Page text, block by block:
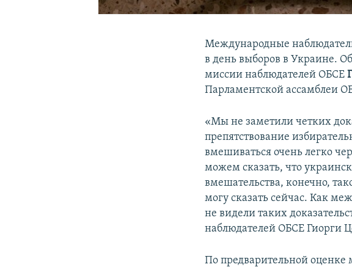
Международные
в день выборов в Украине.
миссии наблюдателей ОБСЕ
Парламентской ассамблеи
«Мы не заметили четких
препятствование
вмешиваться очень легко
можем сказать, что
вмешательства, конечно,
могу сказать сейчас. Как
не видели таких
наблюдателей ОБСЕ Гиорги
По предварительной